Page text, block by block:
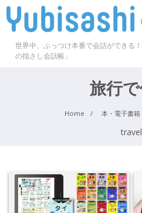
世界中、ぶっつけ本番で会話ができる
の指さし会話帳」
旅行で
Home 本・電子書籍
travel